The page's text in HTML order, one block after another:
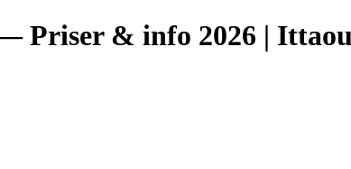
Priser & info 2026 |